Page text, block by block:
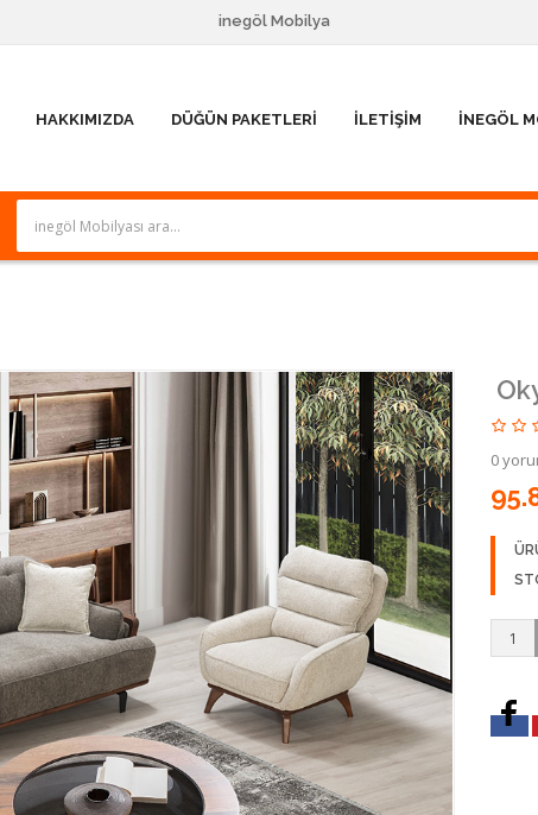
inegöl Mobilya
HAKKIMIZDA DÜĞÜN PAKETLERI İLETIŞIM İNEGÖL
0